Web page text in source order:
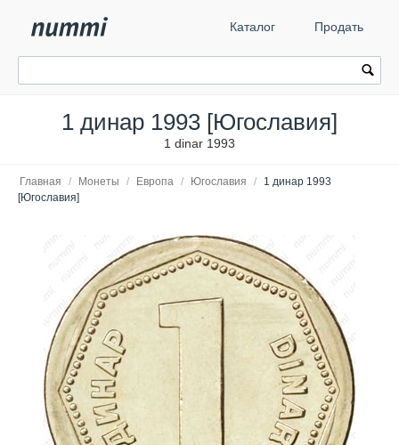
Каталог Продать
1 динар 1993 [Югославия]
1 dinar 1993
Главная / Монеты / Европа / Югославия /
1 динар 1993
[Югославия]